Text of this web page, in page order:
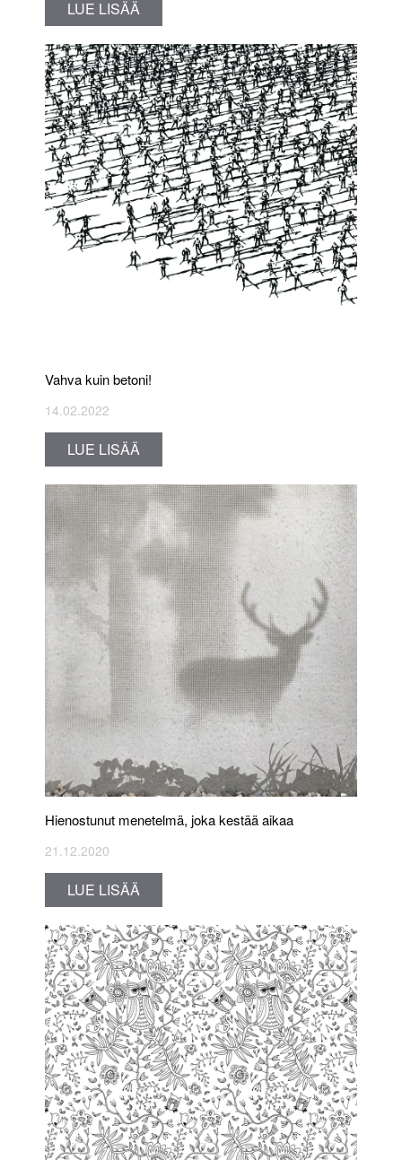
LUE LISÄÄ
Vahva kuin betoni!
14.02.2022
LUE LISÄÄ
Hienostunut menetelmä, joka kestää aikaa
21.12.2020
LUE LISÄÄ